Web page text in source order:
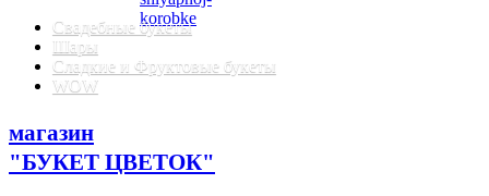
Свадебные букеты
Шары
Сладкие и Фруктовые букеты
WOW
магазин
"БУКЕТ ЦВЕТОК"